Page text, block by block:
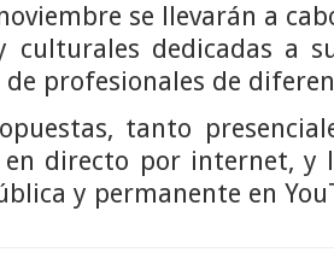
se llevarán a
culturales dedicadas a
profesionales de
tanto
directo por internet, y
y permanente en